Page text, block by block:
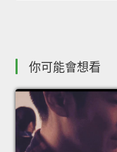
你可能會想看